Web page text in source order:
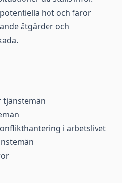
hot och faror
åtgärder och
tjänstemän
i arbetslivet